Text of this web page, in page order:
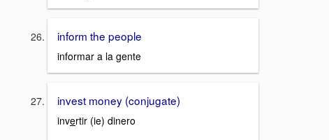
inform the people
informar a la gente
invest money (conjugate)
invertir (ie) dinero